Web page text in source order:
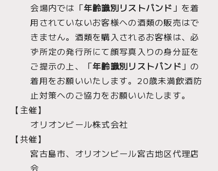
会場内では「年齢識別リストバンド 」を着
用されていないお客様への酒類の販売はで
きません。酒類を購入されるお客様は、必
ず所定の発行所にて顔写真入りの身分証を
ご提示の上、「年齢識別リストバンド」の
着用をお願いいたします。20歳未満飲酒防
止対策へのご協力をお願いいたします。
【主催】
オリオンビール株式会社
【共催】
宮古島市、オリオンビール宮古地区代理店
会